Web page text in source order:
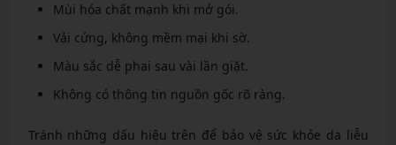
Mùi hóa chất mạnh khi mở gói.
Vải cứng, không mềm mại khi sờ.
Màu sắc dễ phai sau vài lần giặt.
Không có thông tin nguồn gốc rõ ràng.
Tránh những dấu hiệu trên để bảo vệ sức khỏe da liễu